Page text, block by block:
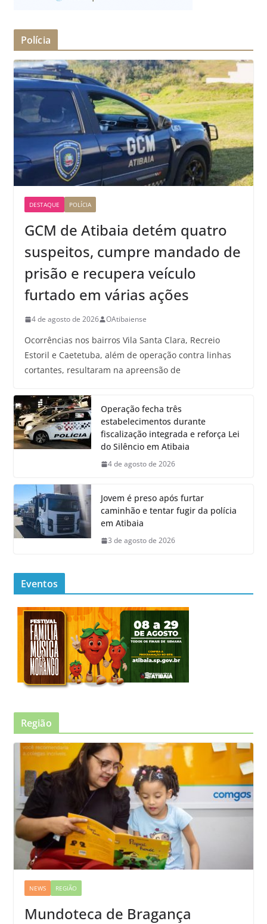
Polícia
DESTAQUE POLÍCIA
GCM de Atibaia detém quatro
suspeitos, cumpre mandado de
prisão e recupera veículo
furtado em várias ações
4 de agosto de 2026 OAtibaiense
Ocorrências nos bairros Vila Santa Clara, Recreio
Estoril e Caetetuba, além de operação contra linhas
cortantes, resultaram na apreensão de
Operação fecha três
estabelecimentos durante
fiscalização integrada e reforça Lei
do Silêncio em Atibaia
4 de agosto de 2026
Jovem é preso após furtar
caminhão e tentar fugir da polícia
em Atibaia
3 de agosto de 2026
Eventos
Região
NEWS REGIÃO
Mundoteca de Bragança